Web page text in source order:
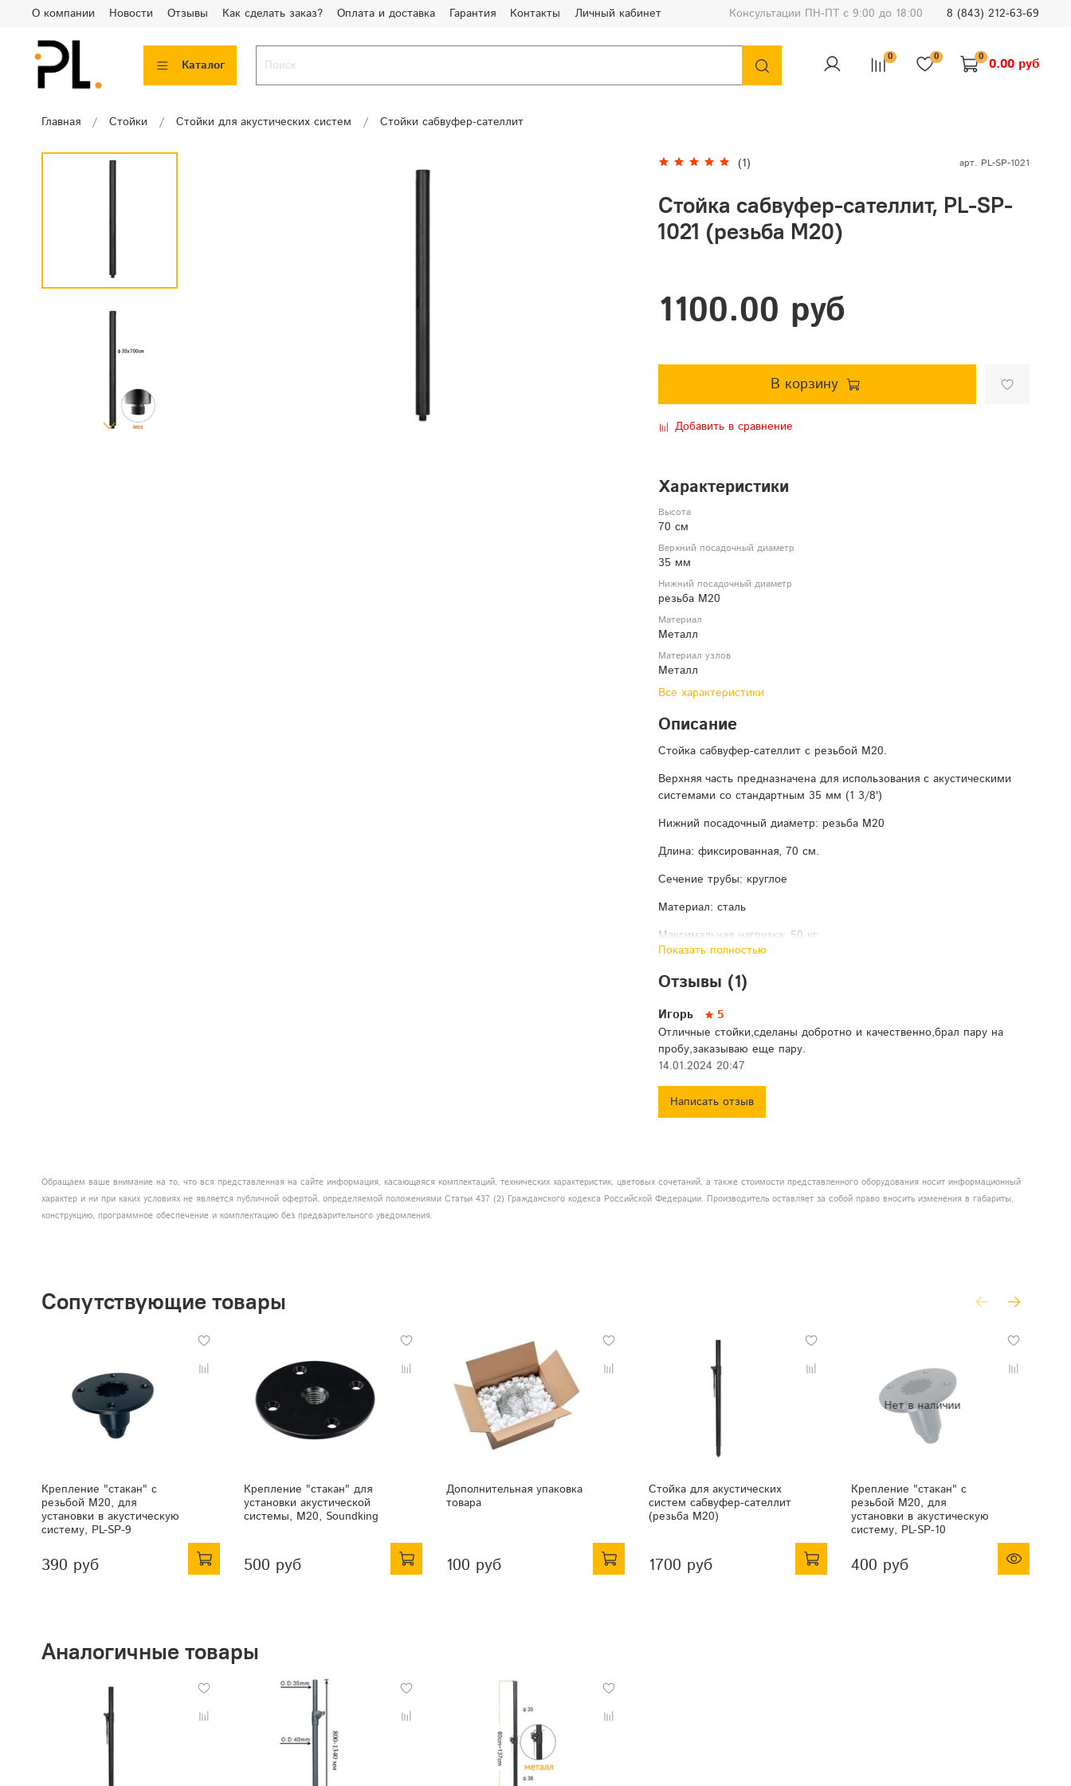
О компании Новости Отзывы Как сделать заказ? Оплата и доставка Гарантия Контакты Личный кабинет Консультации ПН-ПТ с 9:00 до 18:00 8 (843) 212-63-69
Каталог
0 0 0 0.00 руб
Главная Стойки Стойки для акустических систем Стойки сабвуфер-сателлит
(1) арт. PL-SP-1021
Стойка сабвуфер-сателлит, PL-SP-
1021 (резьба М20)
1100.00 руб
В корзину
Добавить в сравнение
Характеристики
Высота
70 см
Верхний посадочный диаметр
35 мм
Нижний посадочный диаметр
резьба М20
Материал
Металл
Материал узлов
Металл
Все характеристики
Описание
Cтойка сабвуфер-сателлит с резьбой M20.
Верхняя часть предназначена для использования с акустическими
системами со стандартным 35 мм (1 3/8')
Нижний посадочный диаметр: резьба М20
Длина: фиксированная, 70 см.
Сечение трубы: круглое
Материал: сталь
Максимальная нагрузка: 50 кг.
Вес в упаковке: 0.9 кг
Показать полностью
Отзывы (1)
Игорь
5
Отличные стойки,сделаны добротно и качественно,брал пару на
пробу,заказываю еще пару.
14.01.2024 20:47
Написать отзыв
Обращаем ваше внимание на то, что вся представленная на сайте информация, касающаяся комплектаций, технических характеристик, цветовых сочетаний, а также стоимости представленного оборудования носит информационный
характер и ни при каких условиях не является публичной офертой, определяемой положениями Статьи 437 (2) Гражданского кодекса Российской Федерации. Производитель оставляет за собой право вносить изменения в габариты,
конструкцию, программное обеспечение и комплектацию без предварительного уведомления.
Сопутствующие товары
Крепление "стакан" с
резьбой М20, для
установки в акустическую
систему, PL-SP-9
390 руб
Крепление "стакан" для
установки акустической
системы, М20, Soundking
500 руб
Дополнительная упаковка
товара
100 руб
Стойка для акустических
систем сабвуфер-сателлит
(резьба М20)
1700 руб
Крепление "стакан" с
резьбой М20, для
установки в акустическую
систему, PL-SP-10
400 руб
Аналогичные товары